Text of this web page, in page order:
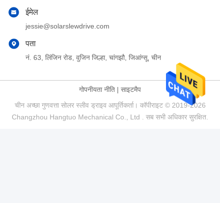
ईमेल
jessie@solarslewdrive.com
पता
नं. 63, लिंजिन रोड, वुजिन जिल्हा, चांगझौ, जिआंग्सू, चीन
गोपनीयता नीति | साइटमैप
चीन अच्छा गुणवत्ता सोलर स्लीव ड्राइव आपूर्तिकर्ता। कॉपीराइट © 2019-2026
Changzhou Hangtuo Mechanical Co., Ltd . सब सभी अधिकार सुरक्षित.